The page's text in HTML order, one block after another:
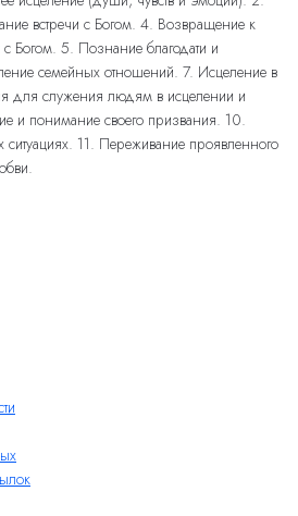
встречи с Богом. 4. Возвращение к
Богом. 5. Познание благодати и
семейных отношений. 7. Исцеление в
для служения людям в исцелении и
и понимание своего призвания. 10.
11. Переживание проявленного